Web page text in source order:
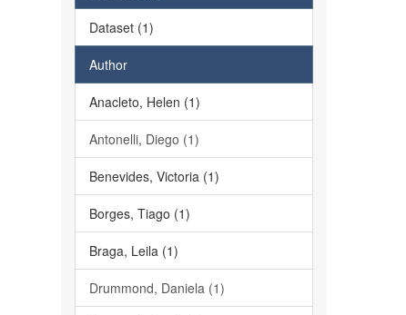
Dataset (1)
Author
Anacleto, Helen (1)
Antonelli, Diego (1)
Benevides, Victoria (1)
Borges, Tiago (1)
Braga, Leila (1)
Drummond, Daniela (1)